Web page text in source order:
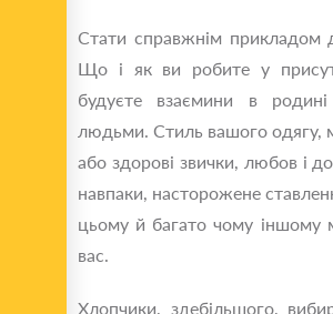
Стати справжнім прикладом
Що і як ви робите у
будуєте взаємини в
людьми. Стиль вашого одягу,
або здорові звички, любов і
навпаки, насторожене
цьому й багато чому іншому
вас.
Хлопчики, здебільшого,